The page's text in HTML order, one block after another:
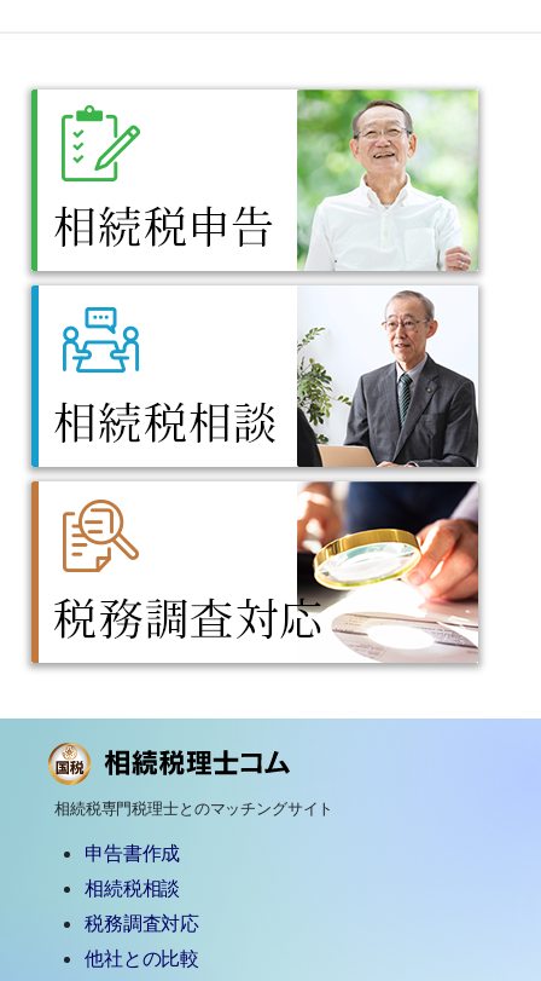
相続税専門税理士とのマッチングサイト
申告書作成
相続税相談
税務調査対応
他社との比較